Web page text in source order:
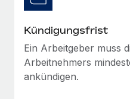
Niederlassungen
Mobilität und Relocation
Mühelose Relocation
Benefits
globalen Content-
Auf einen Blick Erfahre
Transformation einer
Mehr erfahren
Neues zu Remote-
Kündigungsfrist
Ein Arbeitgeber muss
Arbeitnehmers
ankündigen.